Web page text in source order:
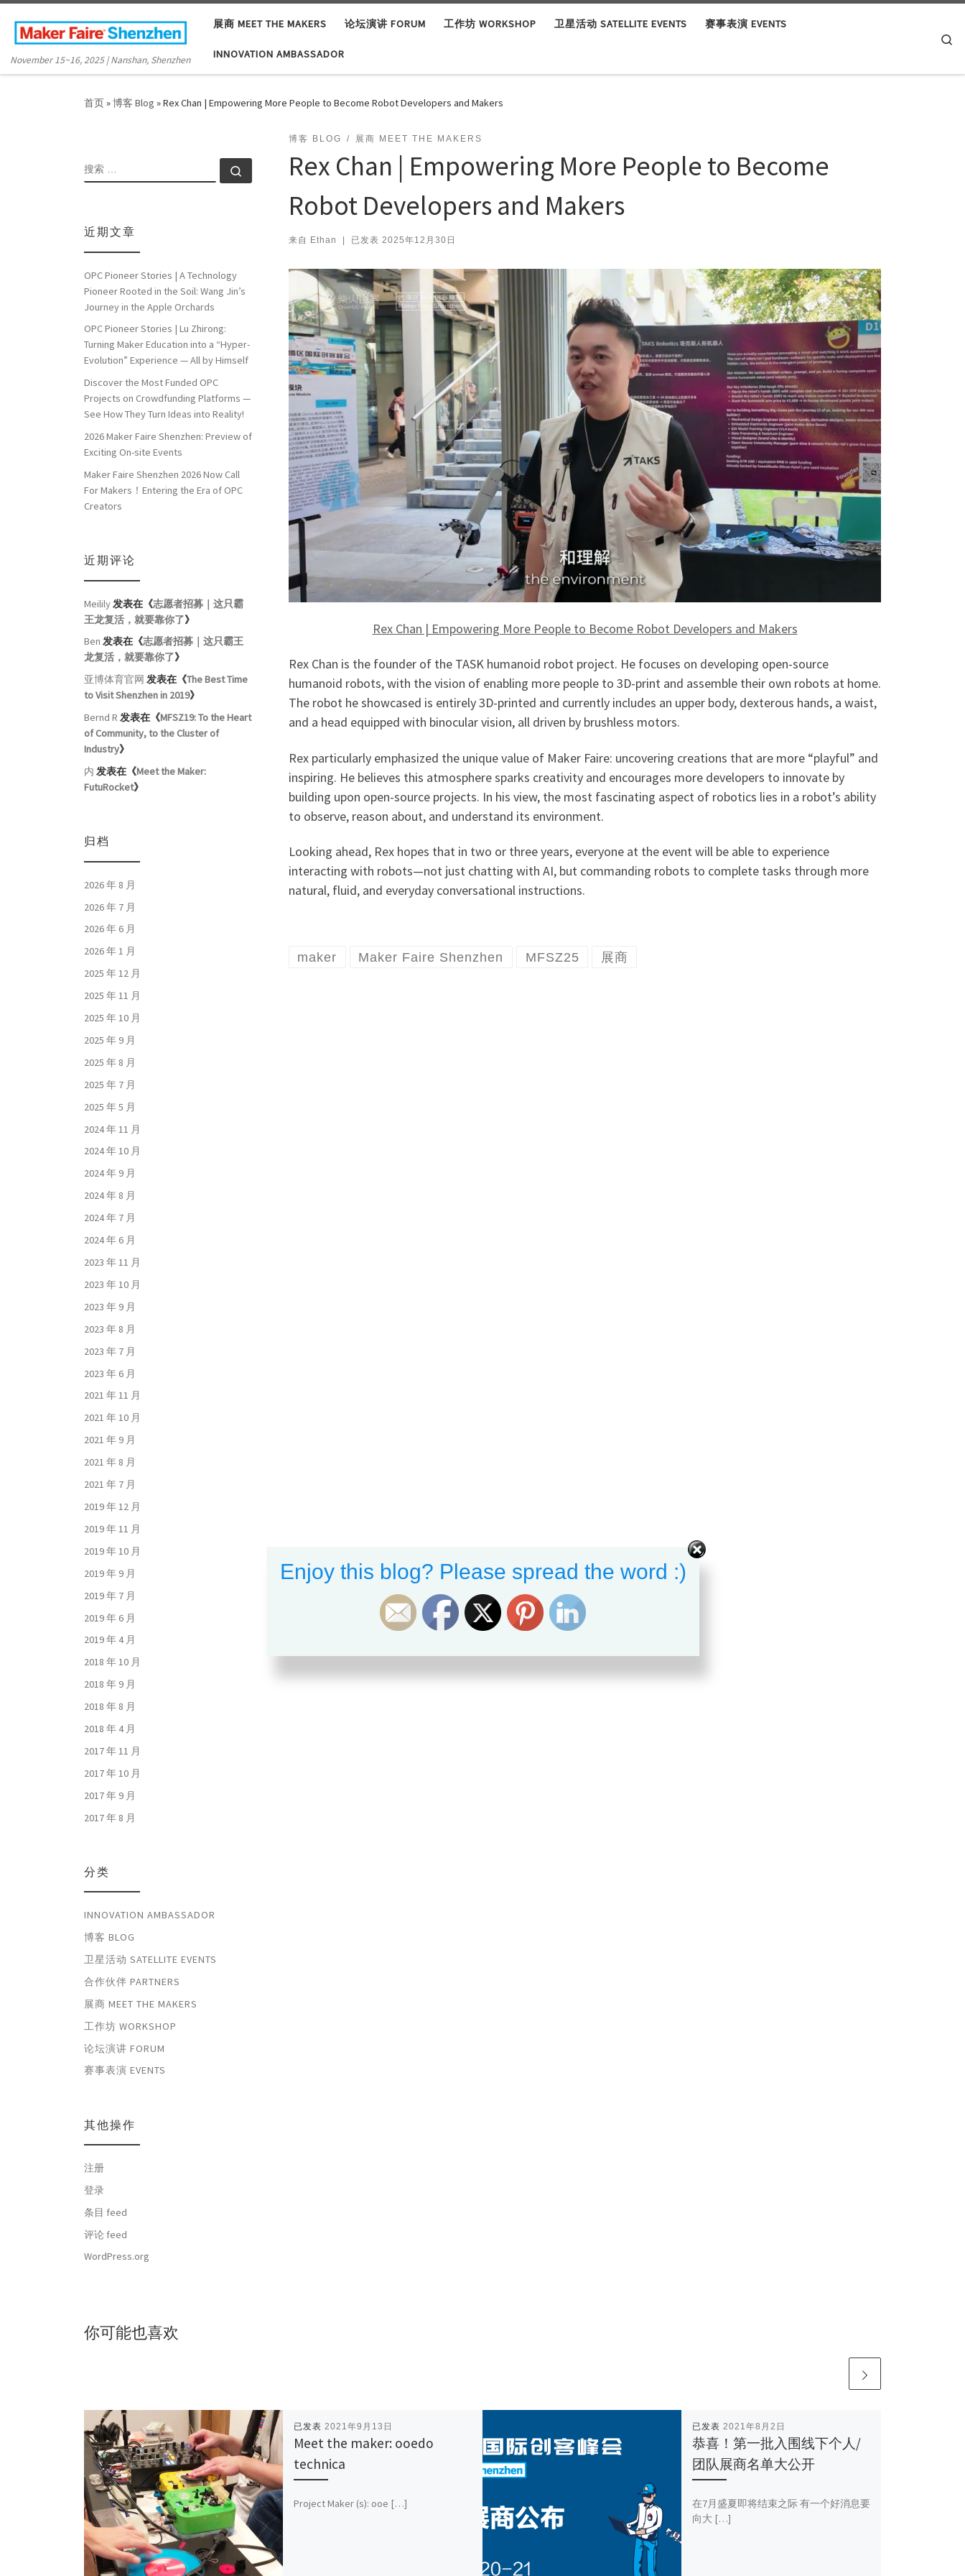
Skip to content
November 15~16, 2025 | Nanshan, Shenzhen
展商 MEET THE MAKERS 论坛演讲 FORUM 工作坊 WORKSHOP 卫星活动 SATELLITE EVENTS 赛事表演 EVENTS
INNOVATION AMBASSADOR
首页»博客 Blog »Rex Chan | Empowering More People to Become Robot Developers and Makers
博客 BLOG 展商 MEET THE MAKERS
Rex Chan | Empowering More People to Become
Robot Developers and Makers
来自 Ethan 已发表 2025年12月30日
Rex Chan | Empowering More People to Become Robot Developers and Makers
Rex Chan is the founder of the TASK humanoid robot project. He focuses on developing open-source
humanoid robots, with the vision of enabling more people to 3D-print and assemble their own robots at home.
The robot he showcased is entirely 3D-printed and currently includes an upper body, dexterous hands, a waist,
and a head equipped with binocular vision, all driven by brushless motors.
Rex particularly emphasized the unique value of Maker Faire: uncovering creations that are more “playful” and
inspiring. He believes this atmosphere sparks creativity and encourages more developers to innovate by
building upon open-source projects. In his view, the most fascinating aspect of robotics lies in a robot’s ability
to observe, reason about, and understand its environment.
Looking ahead, Rex hopes that in two or three years, everyone at the event will be able to experience
interacting with robots—not just chatting with AI, but commanding robots to complete tasks through more
natural, fluid, and everyday conversational instructions.
maker Maker Faire Shenzhen MFSZ25 展商
你可能也喜欢
已发表 2021年9月13日
Meet the maker: ooedo
technica
Project Maker (s): ooe […]
已发表 2021年8月2日
恭喜！第一批入围线下个人/
团队展商名单大公开
​在7月盛夏即将结束之际 有一个好消息要
向大 […]
搜索
近期文章
OPC Pioneer Stories | A Technology
Pioneer Rooted in the Soil: Wang Jin’s
Journey in the Apple Orchards
OPC Pioneer Stories | Lu Zhirong:
Turning Maker Education into a “Hyper-
Evolution” Experience — All by Himself
Discover the Most Funded OPC
Projects on Crowdfunding Platforms —
See How They Turn Ideas into Reality!
2026 Maker Faire Shenzhen: Preview of
Exciting On-site Events
Maker Faire Shenzhen 2026 Now Call
For Makers！Entering the Era of OPC
Creators
近期评论
Meilily 发表在《志愿者招募｜这只霸
王龙复活，就要靠你了》
Ben 发表在《志愿者招募｜这只霸王
龙复活，就要靠你了》
亚博体育官网 发表在《The Best Time
to Visit Shenzhen in 2019》
Bernd R 发表在《MFSZ19: To the Heart
of Community, to the Cluster of
Industry》
内 发表在《Meet the Maker:
FutuRocket》
归档
2026 年 8 月
2026 年 7 月
2026 年 6 月
2026 年 1 月
2025 年 12 月
2025 年 11 月
2025 年 10 月
2025 年 9 月
2025 年 8 月
2025 年 7 月
2025 年 5 月
2024 年 11 月
2024 年 10 月
2024 年 9 月
2024 年 8 月
2024 年 7 月
2024 年 6 月
2023 年 11 月
2023 年 10 月
2023 年 9 月
2023 年 8 月
2023 年 7 月
2023 年 6 月
2021 年 11 月
2021 年 10 月
2021 年 9 月
2021 年 8 月
2021 年 7 月
2019 年 12 月
2019 年 11 月
2019 年 10 月
2019 年 9 月
2019 年 7 月
2019 年 6 月
2019 年 4 月
2018 年 10 月
2018 年 9 月
2018 年 8 月
2018 年 4 月
2017 年 11 月
2017 年 10 月
2017 年 9 月
2017 年 8 月
分类
INNOVATION AMBASSADOR
博客 BLOG
卫星活动 SATELLITE EVENTS
合作伙伴 PARTNERS
展商 MEET THE MAKERS
工作坊 WORKSHOP
论坛演讲 FORUM
赛事表演 EVENTS
其他操作
注册
登录
条目 feed
评论 feed
WordPress.org
Enjoy this blog? Please spread the word :)